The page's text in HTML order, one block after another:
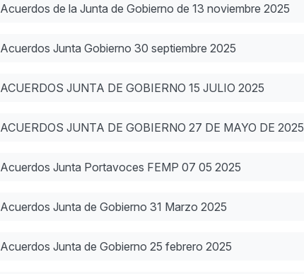
Acuerdos de la Junta de Gobierno de 13 noviembre 2025
Acuerdos Junta Gobierno 30 septiembre 2025
ACUERDOS JUNTA DE GOBIERNO 15 JULIO 2025
ACUERDOS JUNTA DE GOBIERNO 27 DE MAYO DE 2025
Acuerdos Junta Portavoces FEMP 07 05 2025
Acuerdos Junta de Gobierno 31 Marzo 2025
Acuerdos Junta de Gobierno 25 febrero 2025